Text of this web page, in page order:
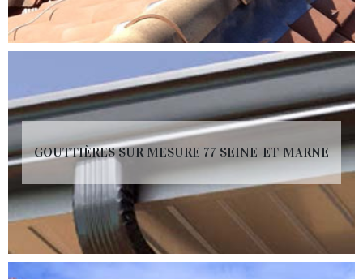
GOUTTIÈRES SUR MESURE 77 SEINE-ET-MARNE